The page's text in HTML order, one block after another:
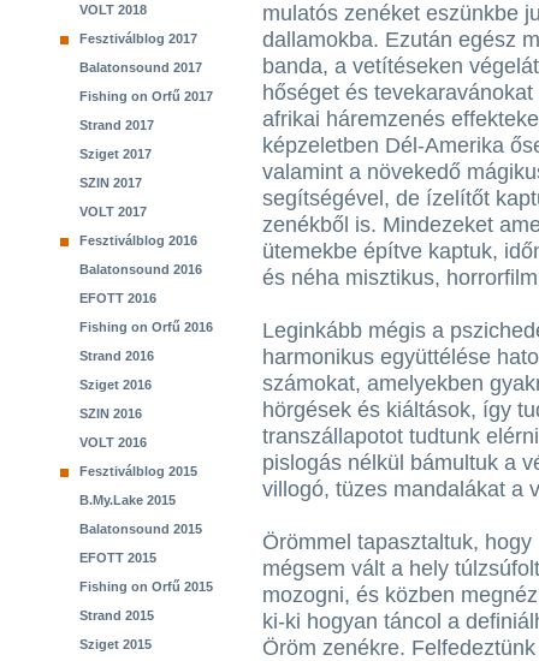
VOLT 2018
Fesztiválblog 2017
Balatonsound 2017
Fishing on Orfű 2017
Strand 2017
Sziget 2017
SZIN 2017
VOLT 2017
Fesztiválblog 2016
Balatonsound 2016
EFOTT 2016
Fishing on Orfű 2016
Strand 2016
Sziget 2016
SZIN 2016
VOLT 2016
Fesztiválblog 2015
B.My.Lake 2015
Balatonsound 2015
EFOTT 2015
Fishing on Orfű 2015
Strand 2015
Sziget 2015
mulatós zenéket eszünkbe
dallamokba. Ezután egész
banda, a vetítéseken
hőséget és
afrikai háremzenés
képzeletben Dél-Amerika
valamint a növekedő
segítségével, de ízelítőt
zenékből is. Mindezeket
ütemekbe építve kaptuk,
és néha misztikus,
Leginkább mégis a
harmonikus együttélése
számokat, amelyekben
hörgések és kiáltások, így
transzállapotot tudtunk
pislogás nélkül bámultuk a
villogó, tüzes mandalákat a
Örömmel tapasztaltuk,
mégsem vált a hely
mozogni, és közben
ki-ki hogyan táncol a
Öröm zenékre.